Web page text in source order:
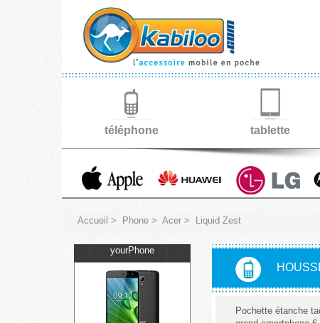
téléphone tablette
Accueil > Phone > Acer > Liquid Zest
yourPhone
Pochette étanche